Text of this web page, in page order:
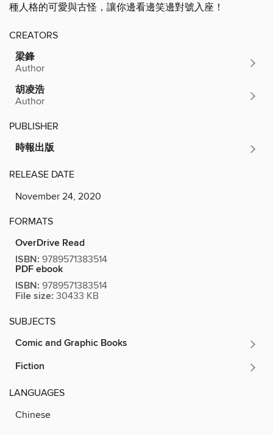
種人格的可愛與古怪，讓你邊看邊笑邊對號入座！
CREATORS
梁鋒
Author
胡凌浩
Author
PUBLISHER
時報出版
RELEASE DATE
November 24, 2020
FORMATS
OverDrive Read
ISBN: 9789571383514
PDF ebook
ISBN: 9789571383514
File size: 30433 KB
SUBJECTS
Comic and Graphic Books
Fiction
LANGUAGES
Chinese